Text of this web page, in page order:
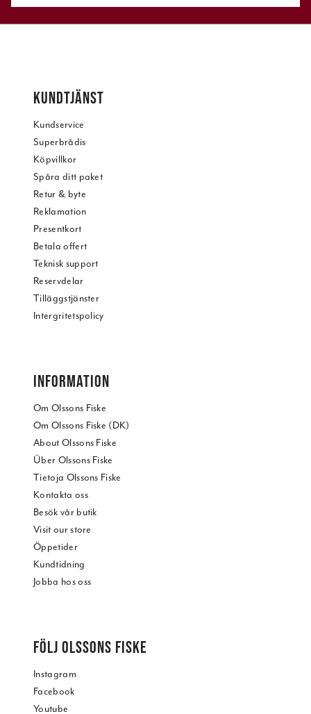
KUNDTJÄNST
Kundservice
Superbrådis
Köpvillkor
Spåra ditt paket
Retur & byte
Reklamation
Presentkort
Betala offert
Teknisk support
Reservdelar
Tilläggstjänster
Intergritetspolicy
INFORMATION
Om Olssons Fiske
Om Olssons Fiske (DK)
About Olssons Fiske
Über Olssons Fiske
Tietoja Olssons Fiske
Kontakta oss
Besök vår butik
Visit our store
Öppetider
Kundtidning
Jobba hos oss
FÖLJ OLSSONS FISKE
Instagram
Facebook
Youtube